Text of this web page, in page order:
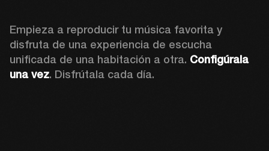
Empieza a reproducir tu música favorita y
disfruta de una experiencia de escucha
unificada de una habitación a otra. Configúrala
una vez. Disfrútala cada día.